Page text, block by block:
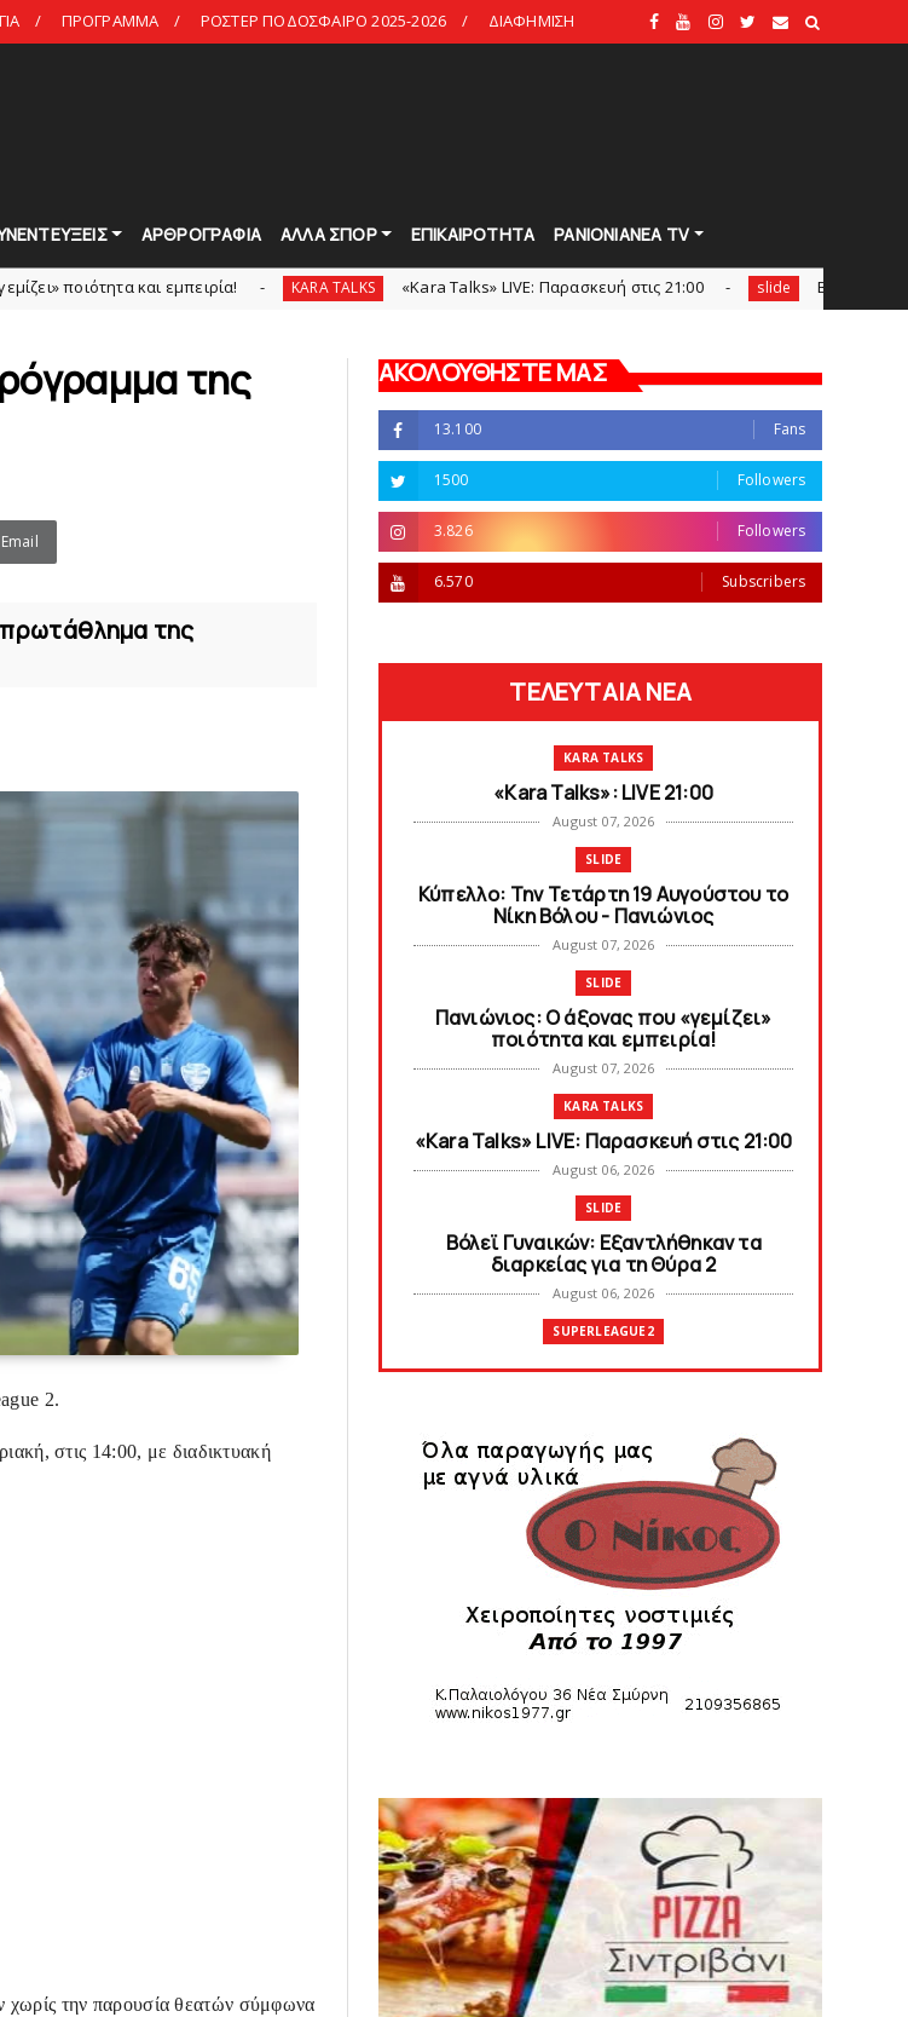
ΠΡΟΓΡΑΜΜΑ ΡΟΣΤΕΡ ΠΟΔΟΣΦΑΙΡΟ 2025-2026 ΔΙΑΦΗΜΙΣΗ
ΑΡΘΡΟΓΡΑΦΙΑ ΑΛΛΑ ΣΠΟΡ ΕΠΙΚΑΙΡΟΤΗΤΑ PANIONIANEA TV
και εμπειρία! KARA TALKS «Kara Talks» LIVE: Παρασκευή στις 21:00 slide Bόλεϊ Γυναικών:
της
Email
πρωτάθλημα της
2.
στις 14:00, με διαδικτυακή
την παρουσία θεατών σύμφωνα
ΑΚΟΛΟΥΘΗΣΤΕ ΜΑΣ
13.100 Fans
1500 Followers
3.826 Followers
6.570 Subscribers
ΤΕΛΕΥΤΑΙΑ ΝΕΑ
KARA TALKS
«Kara Talks»: LIVE 21:00
August 07, 2026
SLIDE
Κύπελλο: Την Τετάρτη 19 Αυγούστου το
Νίκη Βόλου - Πανιώνιος
August 07, 2026
SLIDE
Πανιώνιος: O άξονας που «γεμίζει»
ποιότητα και εμπειρία!
August 07, 2026
KARA TALKS
«Kara Talks» LIVE: Παρασκευή στις 21:00
August 06, 2026
SLIDE
Bόλεϊ Γυναικών: Εξαντλήθηκαν τα
διαρκείας για τη Θύρα 2
August 06, 2026
SUPERLEAGUE2
Στην AEΛ ο Παπαγεωργίου
Πανιώνιoς: Tο πρόγραμμα στο
φιλανθρωπικό τουρνουά του Bόλου
August 06, 2026
HEADLINES
Πανιώνια Εκπομπή: Eυχαριστούμε και...
συνεχίζουμε!
August 04, 2026
Θλίψη για τον χαμό του Γιώργου
SLIDE
Ξεκινά η ελεύθερη διάθεση των
εισιτηρίων διαρκείας του βόλεϊ...
August 04, 2026